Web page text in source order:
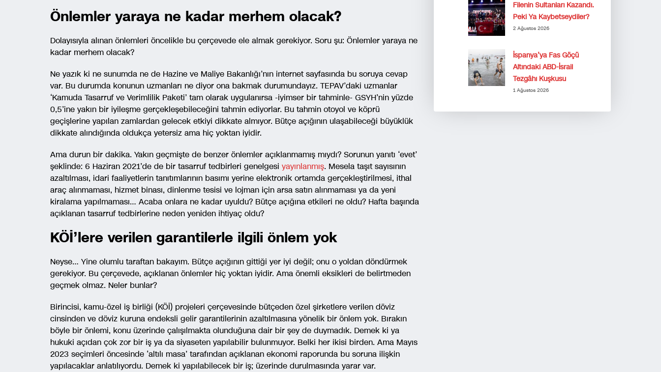
Önlemler yaraya ne kadar merhem olacak?
Dolayısıyla alınan önlemleri öncelikle bu çerçevede ele almak gerekiyor. Soru şu: Önlemler yaraya ne
kadar merhem olacak?
Ne yazık ki ne sunumda ne de Hazine ve Maliye Bakanlığı’nın internet sayfasında bu soruya cevap
var. Bu durumda konunun uzmanları ne diyor ona bakmak durumundayız. TEPAV’daki uzmanlar
‘Kamuda Tasarruf ve Verimlilik Paketi’ tam olarak uygulanırsa -iyimser bir tahminle- GSYH’nin yüzde
0,5’ine yakın bir iyileşme gerçekleşebileceğini tahmin ediyorlar. Bu tahmin otoyol ve köprü
geçişlerine yapılan zamlardan gelecek etkiyi dikkate almıyor. Bütçe açığının ulaşabileceği büyüklük
dikkate alındığında oldukça yetersiz ama hiç yoktan iyidir.
Ama durun bir dakika. Yakın geçmişte de benzer önlemler açıklanmamış mıydı? Sorunun yanıtı ‘evet’
şeklinde: 6 Haziran 2021’de de bir tasarruf tedbirleri genelgesi yayınlanmış. Mesela taşıt sayısının
azaltılması, idari faaliyetlerin tanıtımlarının basımı yerine elektronik ortamda gerçekleştirilmesi, ithal
araç alınmaması, hizmet binası, dinlenme tesisi ve lojman için arsa satın alınmaması ya da yeni
kiralama yapılmaması… Acaba onlara ne kadar uyuldu? Bütçe açığına etkileri ne oldu? Hafta başında
açıklanan tasarruf tedbirlerine neden yeniden ihtiyaç oldu?
KÖİ’lere verilen garantilerle ilgili önlem yok
Neyse… Yine olumlu taraftan bakayım. Bütçe açığının gittiği yer iyi değil; onu o yoldan döndürmek
gerekiyor. Bu çerçevede, açıklanan önlemler hiç yoktan iyidir. Ama önemli eksikleri de belirtmeden
geçmek olmaz. Neler bunlar?
Birincisi, kamu-özel iş birliği (KÖİ) projeleri çerçevesinde bütçeden özel şirketlere verilen döviz
cinsinden ve döviz kuruna endeksli gelir garantilerinin azaltılmasına yönelik bir önlem yok. Bırakın
böyle bir önlemi, konu üzerinde çalışılmakta olunduğuna dair bir şey de duymadık. Demek ki ya
hukuki açıdan çok zor bir iş ya da siyaseten yapılabilir bulunmuyor. Belki her ikisi birden. Ama Mayıs
2023 seçimleri öncesinde ‘altılı masa’ tarafından açıklanan ekonomi raporunda bu soruna ilişkin
yapılacaklar anlatılıyordu. Demek ki yapılabilecek bir iş; üzerinde durulmasında yarar var.
Filenin Sultanları Kazandı.
Peki Ya Kaybetseydiler?
2 Ağustos 2026
İspanya’ya Fas Göçü
Altındaki ABD-İsrail
Tezgâhı Kuşkusu
1 Ağustos 2026